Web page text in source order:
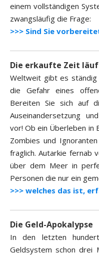
einem vollständigen
zwangsläufig die Frage:
>>> Sind Sie
Die erkaufte Zeit
Weltweit gibt es
die Gefahr eines
Bereiten Sie sich auf
Auseinandersetzung
vor! Ob ein Überleben in
Zombies und
fraglich. Autarkie fernab
über dem Meer in
Personen die nur ein
>>> welches das ist,
Die Geld-Apokalypse
In den letzten
Geldsystem schon drei